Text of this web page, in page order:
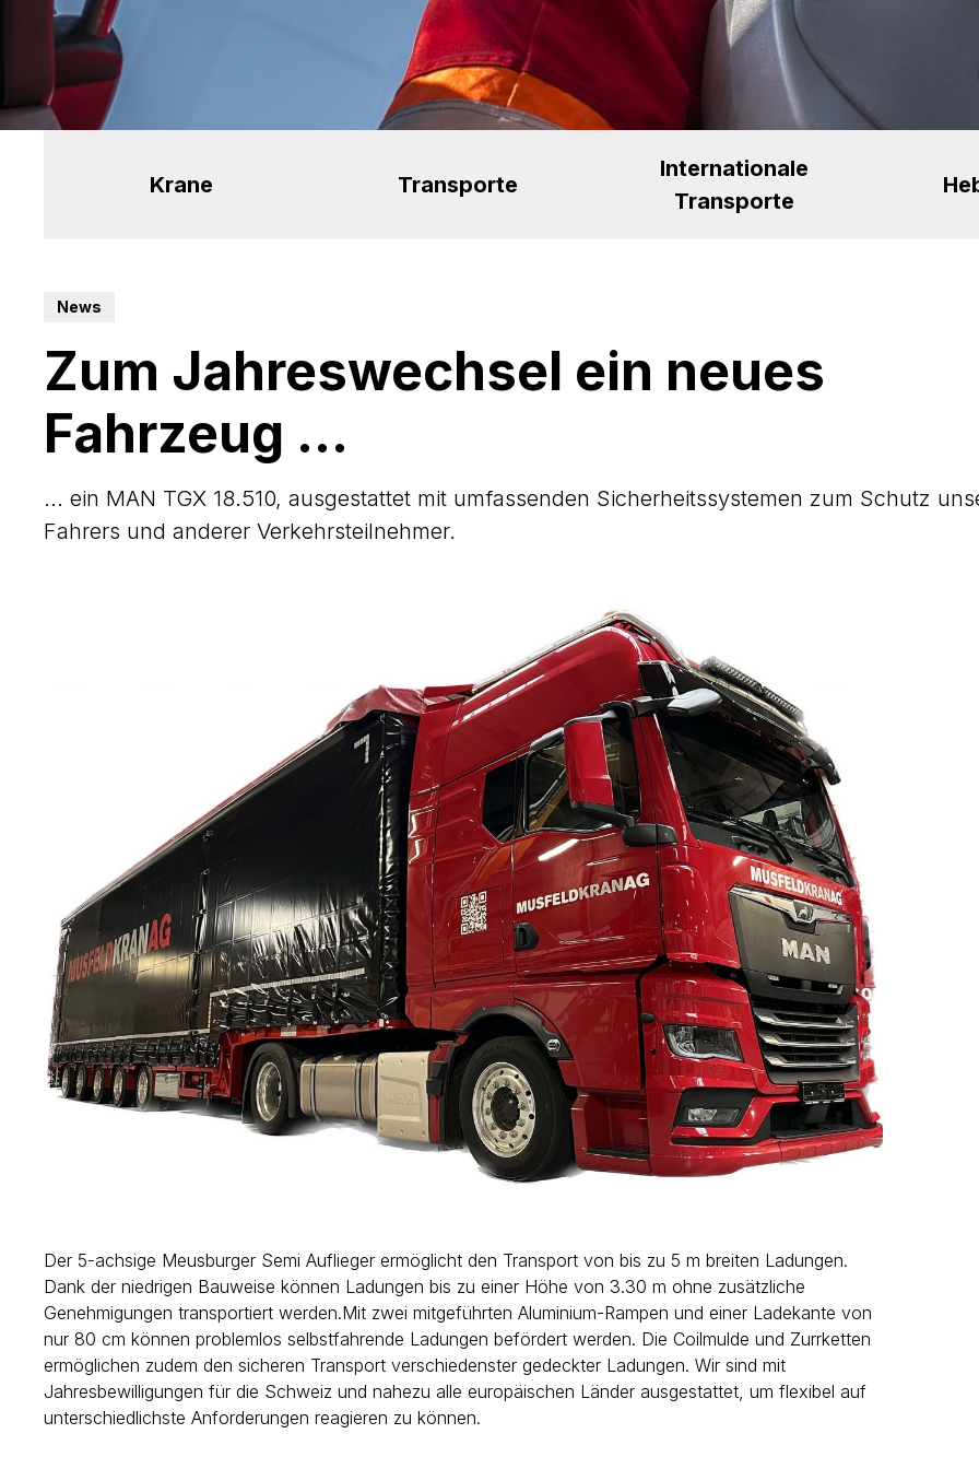
Krane Transporte
Internationale
Transporte
News
Zum Jahreswechsel ein neues
Fahrzeug ...
... ein MAN TGX 18.510, ausgestattet mit umfassenden Sicherheitssystemen zum Schutz
Fahrers und anderer Verkehrsteilnehmer.
Der 5-achsige Meusburger Semi Auflieger ermöglicht den Transport von bis zu 5 m breiten Ladungen.
Dank der niedrigen Bauweise können Ladungen bis zu einer Höhe von 3.30 m ohne zusätzliche
Genehmigungen transportiert werden.Mit zwei mitgeführten Aluminium-Rampen und einer Ladekante von
nur 80 cm können problemlos selbstfahrende Ladungen befördert werden. Die Coilmulde und Zurrketten
ermöglichen zudem den sicheren Transport verschiedenster gedeckter Ladungen. Wir sind mit
Jahresbewilligungen für die Schweiz und nahezu alle europäischen Länder ausgestattet, um flexibel auf
unterschiedlichste Anforderungen reagieren zu können.